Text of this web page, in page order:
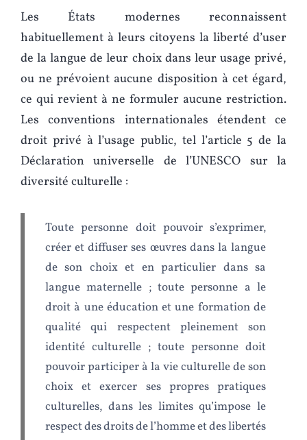
Les États modernes reconnaissent
habituellement à leurs citoyens la liberté d’user
de la langue de leur choix dans leur usage privé,
ou ne prévoient aucune disposition à cet égard,
ce qui revient à ne formuler aucune restriction.
Les conventions internationales étendent ce
droit privé à l’usage public, tel l’article 5 de la
Déclaration universelle de l’UNESCO sur la
diversité culturelle :
Toute personne doit pouvoir s’exprimer,
créer et diffuser ses œuvres dans la langue
de son choix et en particulier dans sa
langue maternelle ; toute personne a le
droit à une éducation et une formation de
qualité qui respectent pleinement son
identité culturelle ; toute personne doit
pouvoir participer à la vie culturelle de son
choix et exercer ses propres pratiques
culturelles, dans les limites qu’impose le
respect des droits de l’homme et des libertés